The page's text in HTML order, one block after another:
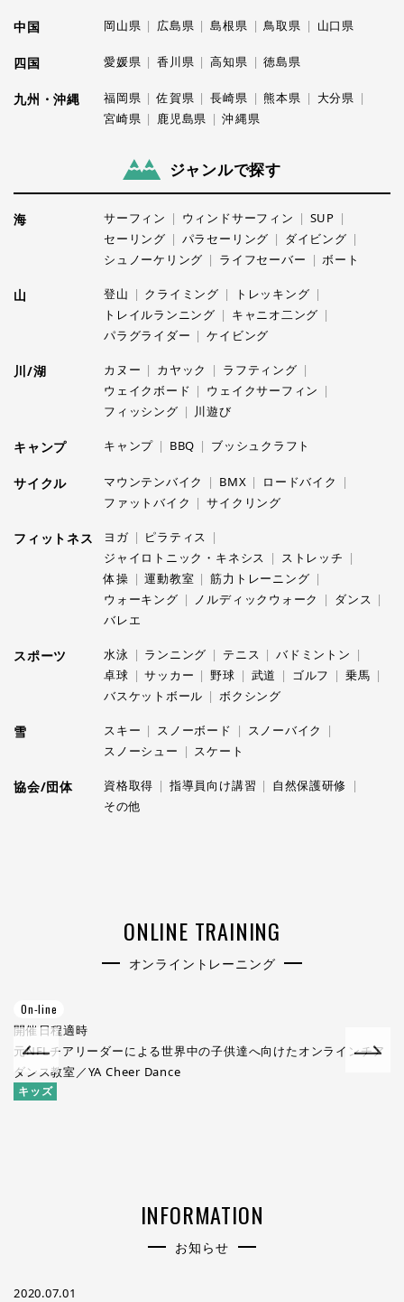
中国 岡山県 広島県 島根県 鳥取県 山口県
四国 愛媛県 香川県 高知県 徳島県
九州・沖縄 福岡県 佐賀県 長崎県 熊本県
大分県
宮崎県
鹿児島県 沖縄県
ジャンルで探す
海 サーフィン ウィンドサーフィン
SUP
セーリング
パラセーリング
ダイビング
シュノーケリング
ライフセーバー ボート
山 登山 クライミング
トレッキング
トレイルランニング
キャニオ二ング
パラグライダー
ケイビング
川/湖 カヌー カヤック
ラフティング
ウェイクボード
ウェイクサーフィン
フィッシング
川遊び
キャンプ キャンプ BBQ ブッシュクラフト
サイクル マウンテンバイク BMX
ロードバイク
ファットバイク
サイクリング
フィットネス ヨガ
ピラティス
ジャイロトニック・キネシス
ストレッチ
体操
運動教室
筋力トレーニング
ウォーキング
ノルディックウォーク
ダンス
バレエ
スポーツ 水泳 ランニング テニス
バドミントン
卓球
サッカー 野球 武道 ゴルフ
乗馬
バスケットボール
ボクシング
雪 スキー スノーボード
スノーバイク
スノーシュー
スケート
協会/団体 資格取得 指導員向け講習
自然保護研修
その他
ONLINE TRAINING
オンライントレーニング
On-line
開催日程適時
元NFLチアリーダーによる世界中の子供達へ向けたオンラインチア
ダンス教室／YA Cheer Dance
キッズ
INFORMATION
お知らせ
2020.07.01